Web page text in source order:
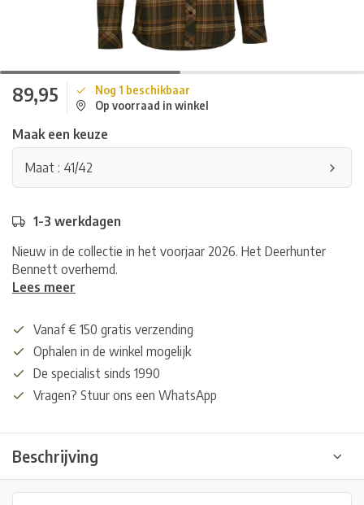
89,95
Nog 1 beschikbaar
Op voorraad in winkel
Maak een keuze
Maat : 41/42
1-3 werkdagen
Nieuw in de collectie in het voorjaar 2026. Het Deerhunter
Bennett overhemd.
Lees meer
Vanaf € 150 gratis verzending
Ophalen in de winkel mogelijk
De specialist sinds 1990
Vragen? Stuur ons een WhatsApp
Beschrijving